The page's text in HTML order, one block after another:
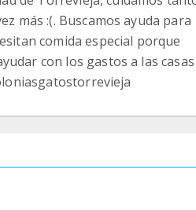
más :(. Buscamos ayuda para
comida especial porque
con los gastos a las casas